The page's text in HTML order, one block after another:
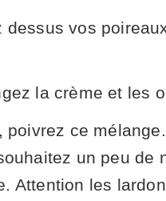
dessus vos
la crème et les
poivrez ce
un peu de
Attention les